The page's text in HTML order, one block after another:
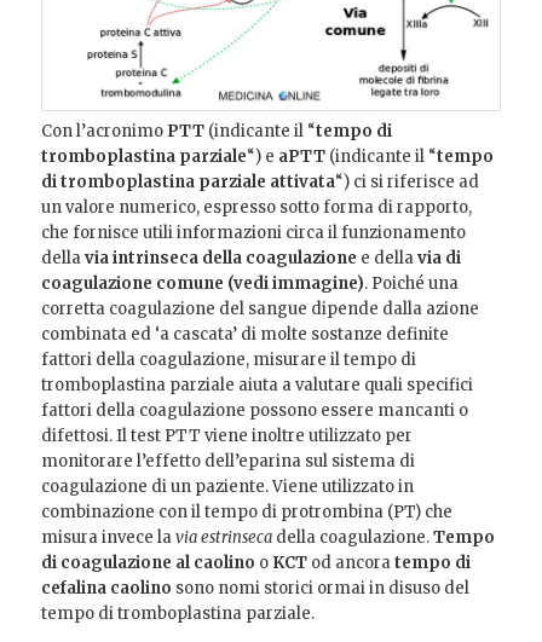
Con l’acronimo PTT (indicante il “tempo di
tromboplastina parziale“) e aPTT (indicante il “tempo
di tromboplastina parziale attivata“) ci si riferisce ad
un valore numerico, espresso sotto forma di rapporto,
che fornisce utili informazioni circa il funzionamento
dellavia intrinseca della coagulazione e dellavia di
coagulazione comune (vedi immagine). Poiché una
corretta coagulazione del sangue dipende dalla azione
combinata ed ‘a cascata’ di molte sostanze definite
fattori della coagulazione, misurare il tempo di
tromboplastina parziale aiuta a valutare quali specifici
fattori della coagulazione possono essere mancanti o
difettosi. Il test PTT viene inoltre utilizzato per
monitorare l’effetto dell’eparina sul sistema di
coagulazione di un paziente. Viene utilizzato in
combinazione con il tempo di protrombina (PT) che
misura invece lavia estrinseca della coagulazione.Tempo
di coagulazione al caolino o KCT od ancoratempo di
cefalina caolino sono nomi storici ormai in disuso del
tempo di tromboplastina parziale.